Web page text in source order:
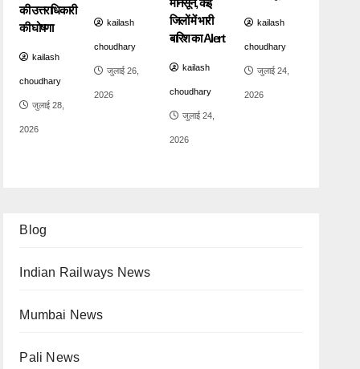
की उत्तराधिकारी
की घोषणा
kailash
choudhary
जुलाई 28,
2026
kailash
choudhary
जुलाई 26,
2026
जिलों में भारी
बारिश का Alert
kailash
choudhary
जुलाई 24,
2026
kailash
choudhary
जुलाई 24,
2026
Blog
Indian Railways News
Mumbai News
Pali News